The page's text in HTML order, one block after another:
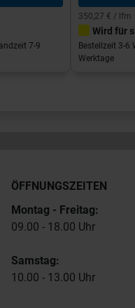
7-9
350,27 € / lfm
Wird für
Bestellzeit 3-6
Werktage
ÖFFNUNGSZEITEN
Montag - Freitag:
09.00 - 18.00 Uhr
Samstag:
10.00 - 13.00 Uhr